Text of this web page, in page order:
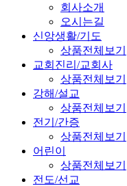
회사소개
오시는길
신앙생활/기도
상품전체보기
교회진리/교회사
상품전체보기
강해/설교
상품전체보기
전기/간증
상품전체보기
어린이
상품전체보기
전도/선교